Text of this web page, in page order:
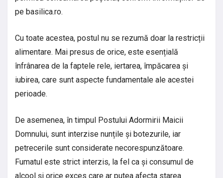
pe basilica.ro.
Cu toate acestea, postul nu se rezumă doar la restricții
alimentare. Mai presus de orice, este esențială
înfrânarea de la faptele rele, iertarea, împăcarea și
iubirea, care sunt aspecte fundamentale ale acestei
perioade.
De asemenea, în timpul Postului Adormirii Maicii
Domnului, sunt interzise nunțile și botezurile, iar
petrecerile sunt considerate necorespunzătoare.
Fumatul este strict interzis, la fel ca și consumul de
alcool și orice exces care ar putea afecta starea